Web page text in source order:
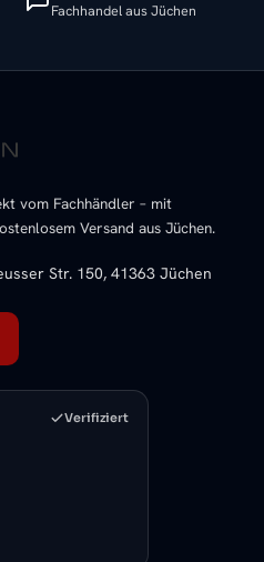
Fachhandel aus Jüchen
vom Fachhändler – mit
Versand aus Jüchen.
Str. 150, 41363 Jüchen
Verifiziert